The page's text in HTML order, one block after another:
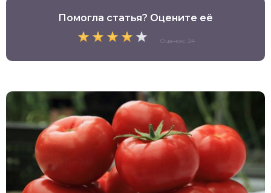
Помогла статья? Оцените её
Оценок: 24